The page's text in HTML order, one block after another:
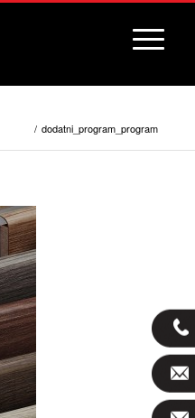
/ dodatni_program_program